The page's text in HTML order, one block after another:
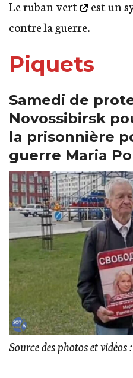
Le ruban vert
est un
contre la guerre.
Piquets
Samedi de
Novossibirsk
la prisonnière
guerre Maria
Source des photos et